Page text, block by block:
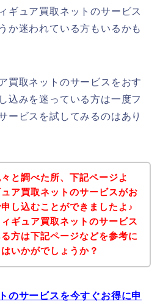
ギュア買取ネットのサービス
か迷われている方もいるかも
買取ネットのサービスをおす
込みを迷っている方は一度フ
ービスを試してみるのはあり
と調べた所、下記ページよ
ア買取ネットのサービスがお
し込むことができましたよ♪
ギュア買取ネットのサービス
方は下記ページなどを参考に
いかがでしょうか？
のサービスを今すぐお得に申